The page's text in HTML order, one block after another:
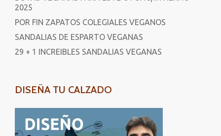
2025
POR FIN ZAPATOS COLEGIALES VEGANOS
SANDALIAS DE ESPARTO VEGANAS
29 + 1 INCREIBLES SANDALIAS VEGANAS
DISEÑA TU CALZADO